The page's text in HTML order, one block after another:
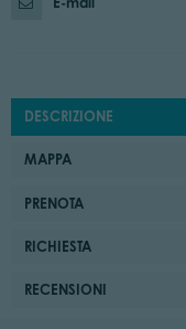
DESCRIZIONE
MAPPA
PRENOTA
RICHIESTA
RECENSIONI